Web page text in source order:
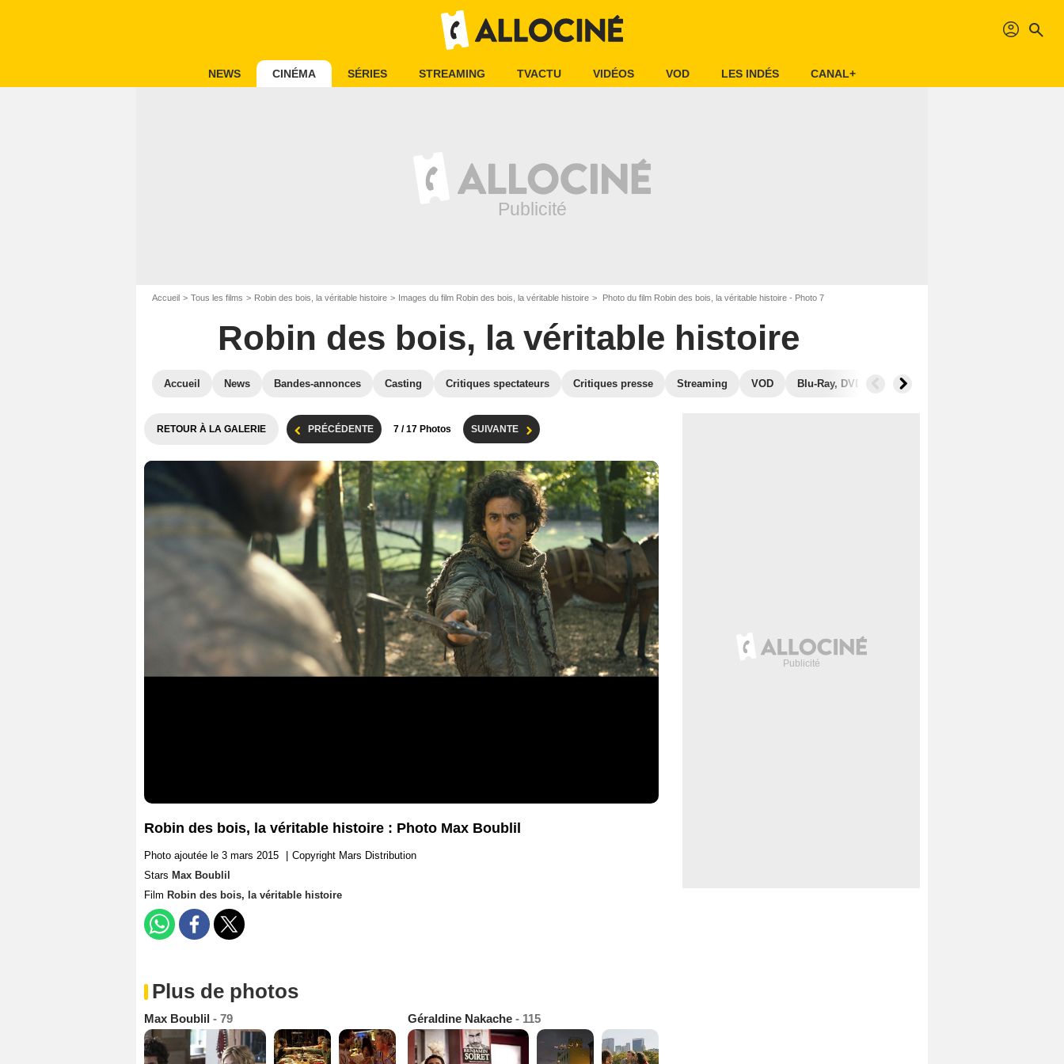
profil search
NEWS CINÉMA SÉRIES STREAMING TVACTU VIDÉOS VOD LES INDÉS CANAL+
Accueil Tous les films Robin des bois, la véritable histoire Images du film Robin des bois, la véritable histoire Photo du film Robin des bois, la véritable histoire - Photo 7
Robin des bois, la véritable histoire
Accueil News Bandes-annonces Casting Critiques spectateurs Critiques presse Streaming VOD Blu-Ray, DVD Photos
RETOUR À LA GALERIE PRÉCÉDENTE 7 / 17 Photos SUIVANTE
Robin des bois, la véritable histoire : Photo Max Boublil
Photo ajoutée le 3 mars 2015
Copyright Mars Distribution
Stars Max Boublil
Film Robin des bois, la véritable histoire
Plus de photos
Max Boublil - 79 Géraldine Nakache - 115